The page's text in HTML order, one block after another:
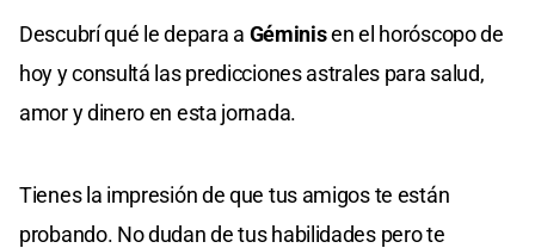
Descubrí qué le depara a Géminisen el horóscopo de
hoy y consultá las predicciones astrales para salud,
amor y dinero en esta jornada.
Tienes la impresión de que tus amigos te están
probando. No dudan de tus habilidades pero te